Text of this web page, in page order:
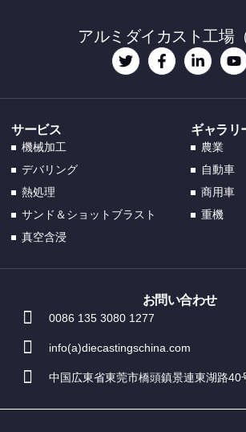
アルミダイカスト工場
サービス
機械加工
デバリング
熱処理
サンド＆ショットブラスト
真空含浸
ギャラリ
農業
自動車
商用車
重機
お問い合わせ
0086 135 3080 1277
info(a)diecastingschina.com
中国広東省東莞市橋頭鎮景連東湖路40
PL
PT
EN_GB
CS
FI